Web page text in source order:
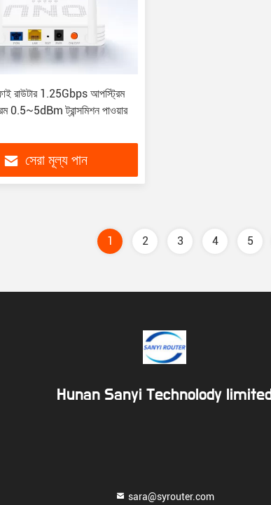
রাউটার 1.25Gbps আপস্ট্রিম
0.5~5dBm ট্রান্সমিশন পাওয়ার
সেরা মূল্য পান
1 2 3 4 5
Hunan Sanyi Technolody limited
sara@syrouter.com